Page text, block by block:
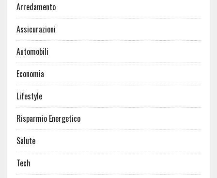
Arredamento
Assicurazioni
Automobili
Economia
Lifestyle
Risparmio Energetico
Salute
Tech